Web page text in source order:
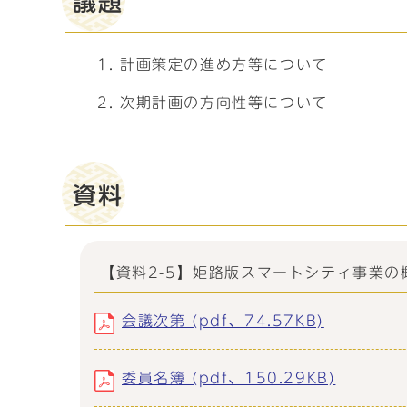
計画策定の進め方等について
次期計画の方向性等について
資料
【資料2-5】姫路版スマートシティ事業の
会議次第 (pdf、74.57KB)
委員名簿 (pdf、150.29KB)